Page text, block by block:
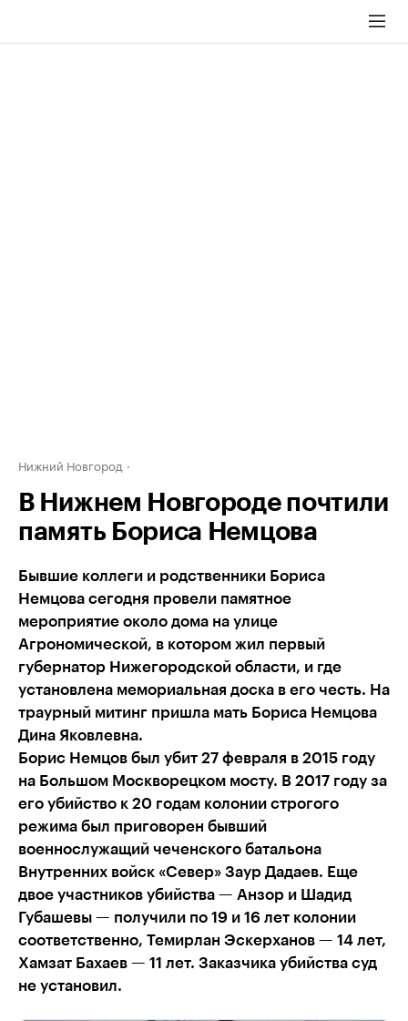
Нижний Новгород
В Нижнем Новгороде почтили
память Бориса Немцова
Бывшие коллеги и родственники Бориса
Немцова сегодня провели памятное
мероприятие около дома на улице
Агрономической, в котором жил первый
губернатор Нижегородской области, и где
установлена мемориальная доска в его честь. На
траурный митинг пришла мать Бориса Немцова
Дина Яковлевна.
Борис Немцов был убит 27 февраля в 2015 году
на Большом Москворецком мосту. В 2017 году за
его убийство к 20 годам колонии строгого
режима был приговорен бывший
военнослужащий чеченского батальона
Внутренних войск «Север» Заур Дадаев. Еще
двое участников убийства — Анзор и Шадид
Губашевы — получили по 19 и 16 лет колонии
соответственно, Темирлан Эскерханов — 14 лет,
Хамзат Бахаев — 11 лет. Заказчика убийства суд
не установил.